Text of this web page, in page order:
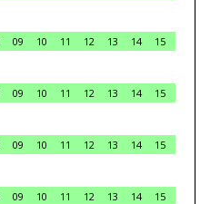
09 10 11 12 13 14
15
09 10 11 12 13 14
15
09 10 11 12 13 14
15
09 10 11 12 13 14
15